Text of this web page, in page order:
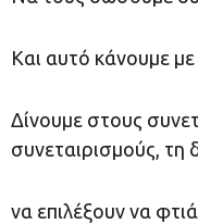
Και αυτό κάνουμε
Δίνουμε στους
συνεταιρισμούς, τη
να επιλέξουν να